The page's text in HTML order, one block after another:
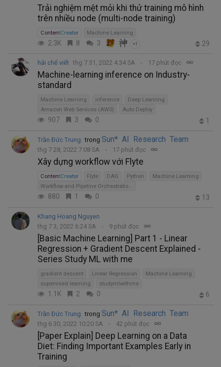
Trải nghiệm mệt mỏi khi thử training mô hình
trên nhiều node (multi-node training)
ContentCreator Machine Learning
2.3K 8 3 +1 29
hải chế viết thg 7 31, 2022 4:34 SA 17 phút đọc
Machine-learning inference on Industry-
standard
Machine Learning inference
Deep Leanring
Amazon Web Services (AWS)
Auto Deploy
907 3 0 1
Trần Đức Trung trong Sun* AI Research Team
thg 7 28, 2022 7:08 SA 17 phút đọc
Xây dựng workflow với Flyte
ContentCreator Flyte DAG Python
Machine Learning
Workflow and Pipeline Orchestration Tools
880 1 0 13
Khang Hoang Nguyen
thg 7 3, 2022 6:24 SA
9 phút đọc
[Basic Machine Learning] Part 1 - Linear
Regression + Gradient Descent Explained -
Series Study ML with me
gradient descent Linear Regression
Machine Learning
supervised learning
studymlwithme
1.1K 2 0 6
Trần Đức Trung trong Sun* AI Research Team
thg 6 30, 2022 10:20 SA 42 phút đọc
[Paper Explain] Deep Learning on a Data
Diet: Finding Important Examples Early in
Training